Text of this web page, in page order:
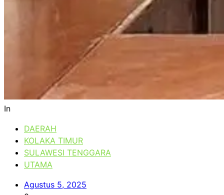
In
DAERAH
KOLAKA TIMUR
SULAWESI TENGGARA
UTAMA
Agustus 5, 2025